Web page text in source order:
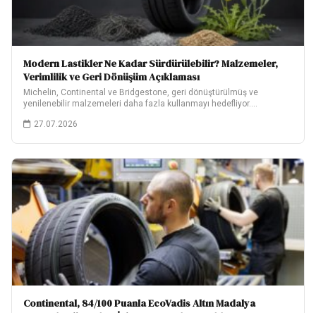
Modern Lastikler Ne Kadar Sürdürülebilir? Malzemeler,
Verimlilik ve Geri Dönüşüm Açıklaması
Michelin, Continental ve Bridgestone, geri dönüştürülmüş ve
yenilenebilir malzemeleri daha fazla kullanmayı hedefliyor.
27.07.2026
Continental, 84/100 Puanla EcoVadis Altın Madalya